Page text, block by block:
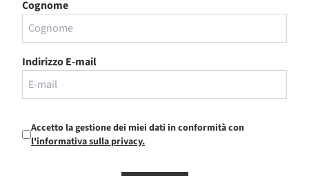
Cognome
Indirizzo E-mail
Accetto la gestione dei miei dati in conformità con
l'informativa sulla privacy.